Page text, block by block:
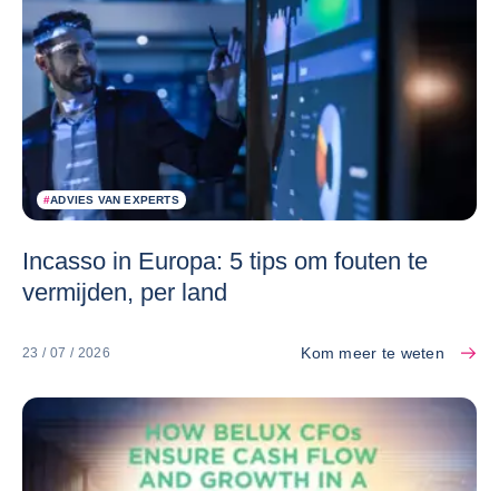
#ADVIES VAN EXPERTS
Incasso in Europa: 5 tips om fouten te
vermijden, per land
23 / 07 / 2026 Kom meer te weten